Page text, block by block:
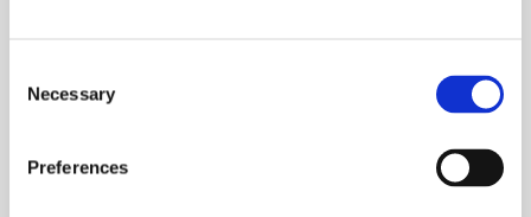
Selection
Necessary
Preferences